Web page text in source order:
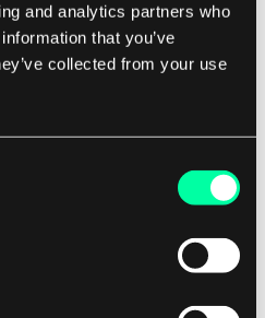
and analytics partners who
that you’ve
collected from your use
które mogą
będzie, aby deweloperzy
traktowali
uczenia maszynowego.
i pełna możliwości.